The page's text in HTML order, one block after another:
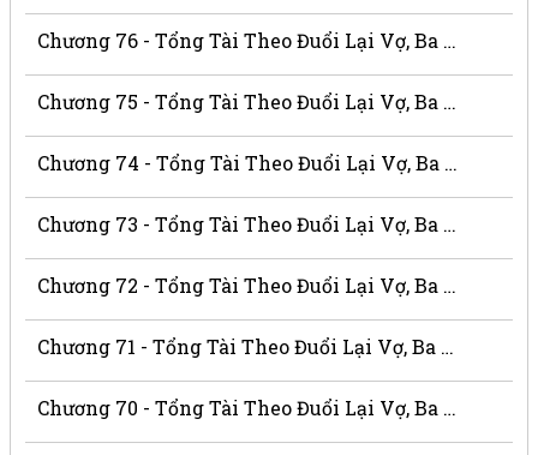
Chương 76 - Tổng Tài Theo Đuổi Lại Vợ, Ba Thật Là Xấu Xa
Chương 75 - Tổng Tài Theo Đuổi Lại Vợ, Ba Thật Là Xấu Xa
Chương 74 - Tổng Tài Theo Đuổi Lại Vợ, Ba Thật Là Xấu Xa
Chương 73 - Tổng Tài Theo Đuổi Lại Vợ, Ba Thật Là Xấu Xa
Chương 72 - Tổng Tài Theo Đuổi Lại Vợ, Ba Thật Là Xấu Xa
Chương 71 - Tổng Tài Theo Đuổi Lại Vợ, Ba Thật Là Xấu Xa
Chương 70 - Tổng Tài Theo Đuổi Lại Vợ, Ba Thật Là Xấu Xa